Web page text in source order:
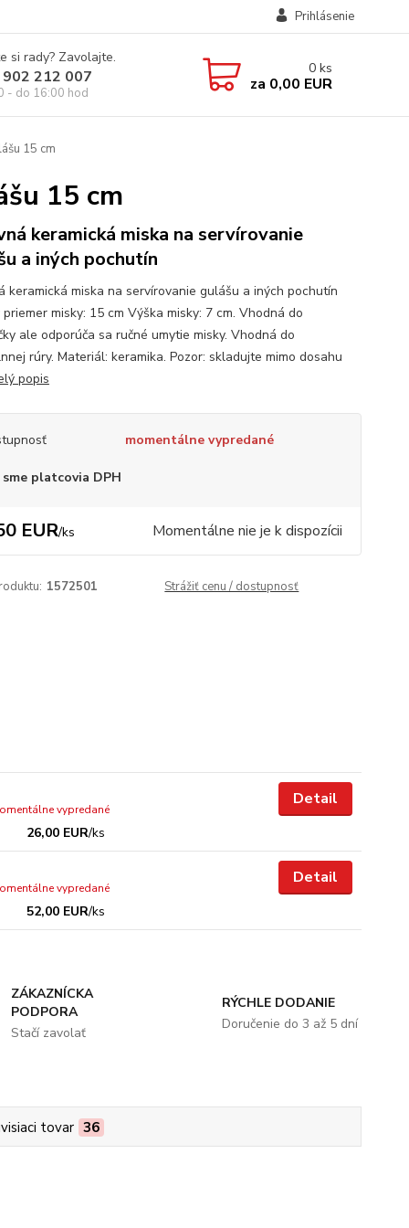
Prihlásenie
si rady? Zavolajte.
212 007
- do 16:00 hod
0 ks
za 0,00 EUR
15 cm
15 cm
keramická miska na servírovanie
a iných pochutín
keramická miska na servírovanie gulášu a iných pochutín
misky: 15 cm Výška misky: 7 cm. Vhodná do
ale odporúča sa ručné umytie misky. Vhodná do
rúry. Materiál: keramika. Pozor: skladujte mimo dosahu
popis
momentálne vypredané
sme platcovia DPH
EUR/ks Momentálne nie je k dispozícii
1572501 Strážiť cenu / dostupnosť
26,00 EUR/ks
vypredané
Detail
52,00 EUR/ks
vypredané
Detail
ZÁKAZNÍCKA
PODPORA
Stačí zavolať
RÝCHLE DODANIE
Doručenie do 3 až 5 dní
tovar 36